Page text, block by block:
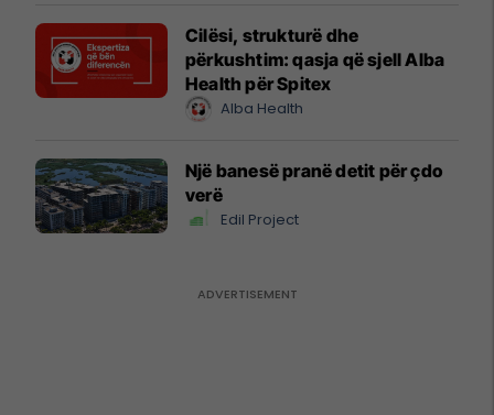
Cilësi, strukturë dhe
përkushtim: qasja që sjell Alba
Health për Spitex
Alba Health
Një banesë pranë detit për çdo
verë
Edil Project